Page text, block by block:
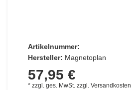
Artikelnummer:
Hersteller: Magnetoplan
57,95 €
* zzgl. ges. MwSt.zzgl. Versandkosten